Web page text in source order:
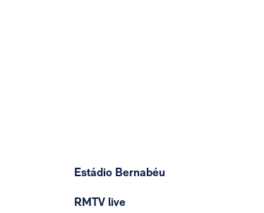
Estádio Bernabéu
RMTV live